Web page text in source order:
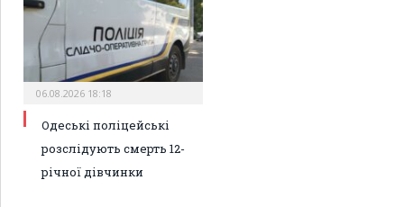
06.08.2026 18:18
Одеські поліцейські
розслідують смерть 12-
річної дівчинки